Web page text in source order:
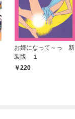
お婿になって～っ 新
装版 １
220